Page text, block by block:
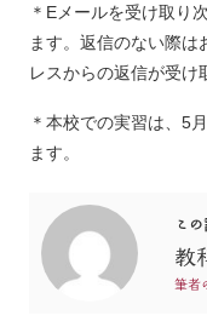
＊Eメールを受け取り
ます。返信のない際は
レスからの返信が受け
＊本校での実習は、5
ます。
こ
教
筆者